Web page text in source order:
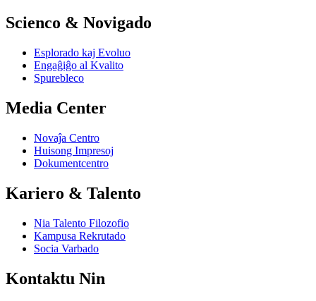
Scienco & Novigado
Esplorado kaj Evoluo
Engaĝiĝo al Kvalito
Spurebleco
Media Center
Novaĵa Centro
Huisong Impresoj
Dokumentcentro
Kariero & Talento
Nia Talento Filozofio
Kampusa Rekrutado
Socia Varbado
Kontaktu Nin